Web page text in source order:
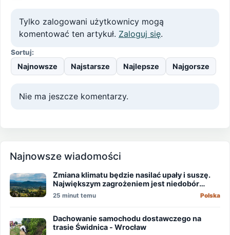
Tylko zalogowani użytkownicy mogą
komentować ten artykuł. Zaloguj się.
Sortuj:
Najnowsze Najstarsze Najlepsze Najgorsze
Nie ma jeszcze komentarzy.
Najnowsze wiadomości
Zmiana klimatu będzie nasilać upały i suszę.
Największym zagrożeniem jest niedobór
wody
25 minut temu Polska
Dachowanie samochodu dostawczego na
trasie Świdnica - Wrocław